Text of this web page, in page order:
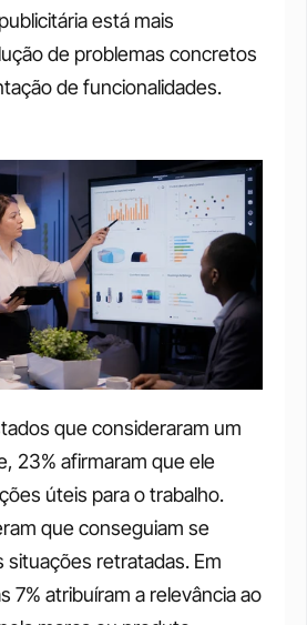
está mais
de problemas concretos
de funcionalidades.
que consideraram um
23% afirmaram que ele
úteis para o trabalho.
que conseguiam se
situações retratadas. Em
7% atribuíram a relevância ao